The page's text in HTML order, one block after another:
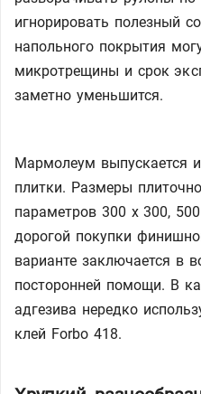
игнорировать полезный
напольного покрытия
микротрещины и срок
заметно уменьшится.
Мармолеум выпускается
плитки. Размеры
параметров 300 х 300,
дорогой покупки
варианте заключается в
посторонней помощи. В
адгезива нередко
клей Forbo 418.